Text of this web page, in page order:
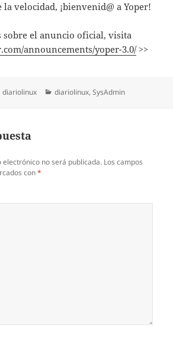
la velocidad, ¡bienvenid@ a Yoper!
sobre el anuncio oficial, visita
announcements/yoper-3.0/>>
Autor
diariolinux Categorías
diariolinux,SysAdmin
electrónico no será publicada. Los campos
con*